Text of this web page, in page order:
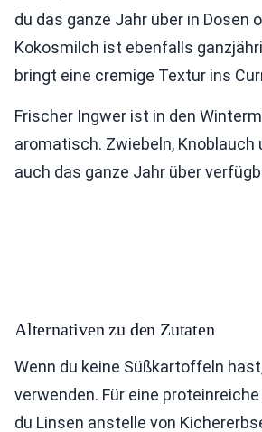
du das ganze Jahr über in Dosen
Kokosmilch ist ebenfalls
bringt eine cremige Textur ins
Frischer Ingwer ist in den
aromatisch. Zwiebeln, Knoblauch
auch das ganze Jahr über
Alternativen zu den Zutaten
Wenn du keine Süßkartoffeln
verwenden. Für eine
du Linsen anstelle von